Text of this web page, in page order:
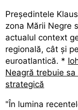
Președintele
zona Mării Negre
actualul context
regională, cât și
euroatlantică. *
Neagră trebuie
strategică
"În lumina